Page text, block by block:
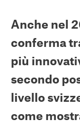
Anche nel
conferma
più
secondo
livello
come